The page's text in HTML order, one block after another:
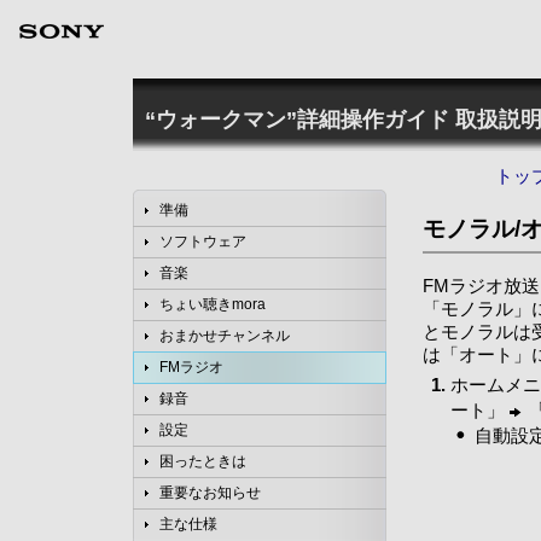
“ウォークマン”詳細操作ガイド 取扱説
準備
ソフトウェア
音楽
ちょい聴きmora
おまかせチャンネル
FMラジオ
録音
設定
困ったときは
重要なお知らせ
主な仕様
トッ
モノラル/
FMラジオ放
「モノラル
とモノラルは
は「オート」
ホームメ
ート」
自動設